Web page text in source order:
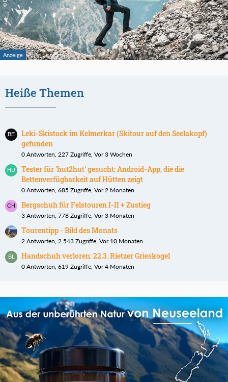
Heiße Themen
Leki-Skistock im Kelmerkar (Skitour auf den Seelakopf)
gefunden
0 Antworten, 227 Zugriffe, Vor 3 Wochen
Tester für 'hut2hut' gesucht: Android-App, die die
Bettenverfügbarkeit auf Hütten zeigt
0 Antworten, 685 Zugriffe, Vor 2 Monaten
Bergschuh für Felstouren I-II + Zustieg
3 Antworten, 778 Zugriffe, Vor 3 Monaten
Tourentipp - Bild des Monats
2 Antworten, 2.543 Zugriffe, Vor 10 Monaten
Handschuh verloren: 22.3. Rietzer Grieskogel
0 Antworten, 619 Zugriffe, Vor 4 Monaten